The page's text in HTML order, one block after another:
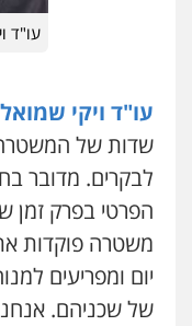
פלילי
עו"ד
עו"ד ויקי שמואל
שדות של
לבקרים. מדובר
הפרטי בפרק זמן
משטרה פוקדות
יום ומפריעים
של שכניהם.
קורל
משפט
פלילי